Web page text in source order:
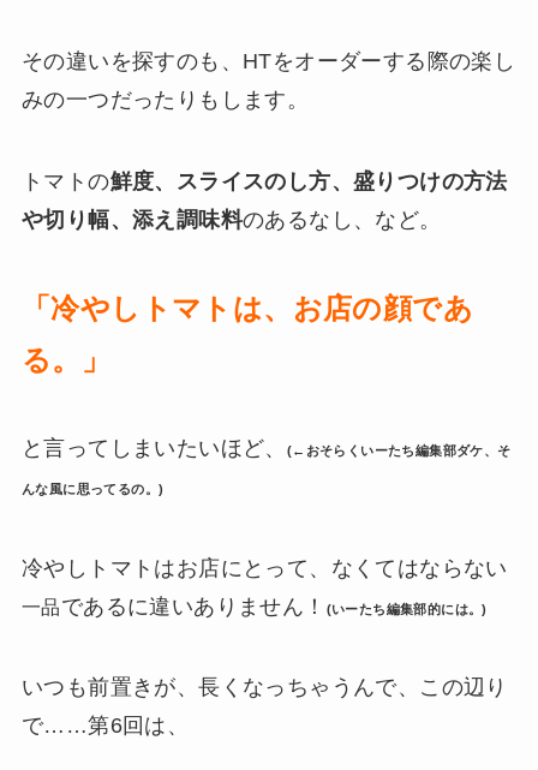
その違いを探すのも、HTをオーダーする際の楽し
みの一つだったりもします。
トマトの鮮度、スライスのし方、盛りつけの方法
や切り幅、添え調味料のあるなし、など。
「冷やしトマトは、お店の顔であ
る。」
と言ってしまいたいほど、 (←おそらくいーたち編集部ダケ、そ
んな風に思ってるの。)
冷やしトマトはお店にとって、なくてはならない
一品であるに違いありません！ (いーたち編集部的には。)
いつも前置きが、長くなっちゃうんで、この辺り
で……第6回は、